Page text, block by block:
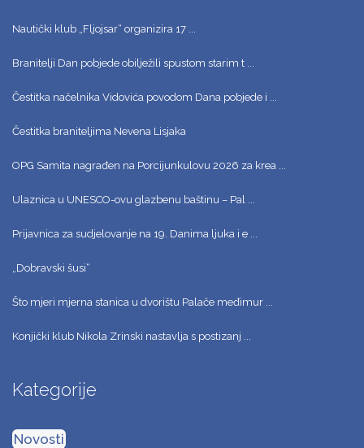
Nautički klub „Fljojsar“ organizira 17 ...
Branitelji Dan pobjede obilježili spustom starim t ...
Čestitka načelnika Vidovića povodom Dana pobjede i ...
Čestitka braniteljima Nevena Lisjaka
OPG Samita nagrađen na Porcijunkulovu 2026 za krea ...
Ulaznica u UNESCO-ovu glazbenu baštinu – Pal ...
Prijavnica za sudjelovanje na 19. Danima ljuka i e ...
„Dobravski šusi“
Što mjeri mjerna stanica u dvorištu Palače međimur ...
Konjički klub Nikola Zrinski nastavlja s postizanj ...
Kategorije
Novosti